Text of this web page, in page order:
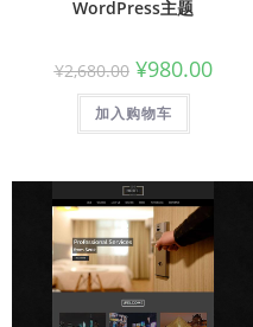
WordPress主题
¥2,680.00 ¥980.00
加入购物车